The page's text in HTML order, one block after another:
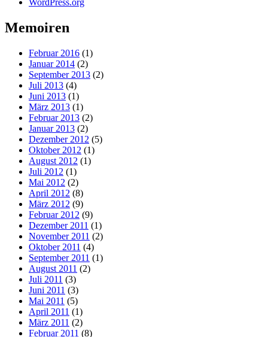
WordPress.org
Memoiren
Februar 2016 (1)
Januar 2014 (2)
September 2013 (2)
Juli 2013 (4)
Juni 2013 (1)
März 2013 (1)
Februar 2013 (2)
Januar 2013 (2)
Dezember 2012 (5)
Oktober 2012 (1)
August 2012 (1)
Juli 2012 (1)
Mai 2012 (2)
April 2012 (8)
März 2012 (9)
Februar 2012 (9)
Dezember 2011 (1)
November 2011 (2)
Oktober 2011 (4)
September 2011 (1)
August 2011 (2)
Juli 2011 (3)
Juni 2011 (3)
Mai 2011 (5)
April 2011 (1)
März 2011 (2)
Februar 2011 (8)